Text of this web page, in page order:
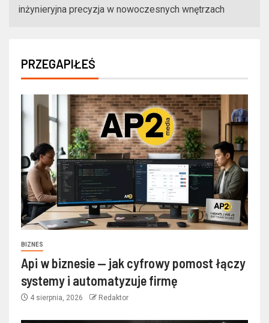
inżynieryjna precyzja w nowoczesnych wnętrzach
PRZEGAPIŁEŚ
BIZNES
Api w biznesie — jak cyfrowy pomost łączy
systemy i automatyzuje firmę
4 sierpnia, 2026 Redaktor